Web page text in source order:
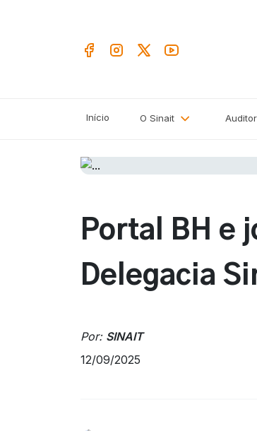
Início O Sinait
Portal BH e
Delegacia
Por: SINAIT
12/09/2025